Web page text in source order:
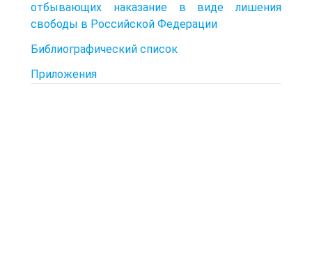
отбывающих наказание в виде лишения
свободы в Российской Федерации
Библиографический список
Приложения